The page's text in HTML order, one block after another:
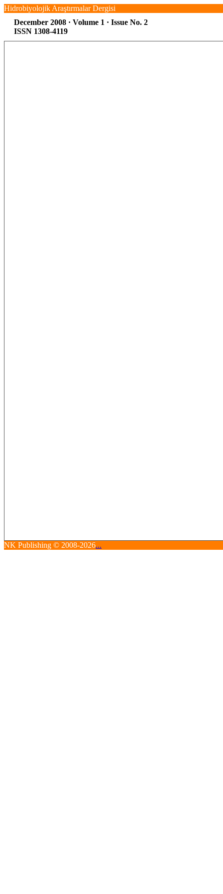
Hidrobiyolojik Araştırmalar Dergisi
December 2008 · Volume 1 · Issue No. 2
ISSN 1308-4119
NK Publishing © 2008-2026...